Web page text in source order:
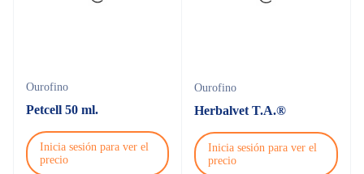
Ourofino
Petcell 50 ml.
Inicia sesión para ver el
precio
Ourofino
Herbalvet T.A.®
Inicia sesión para ver el
precio